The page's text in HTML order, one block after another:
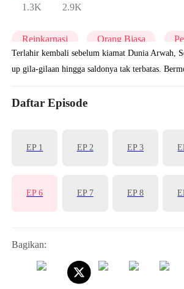
1.3K 2.9K
Reinkarnasi Orang Biasa
Terlahir kembali sebelum kiamat Dunia Arwah,
up gila-gilaan hingga saldonya tak terbatas.
Pencipta demi menaklukkan penguasa akhirat.
Daftar Episode
EP 1 EP 2 EP 3
EP 6 EP 7 EP 8
Bagikan: